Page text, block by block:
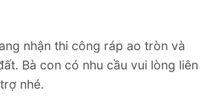
nhận thi công ráp ao tròn và
Bà con có nhu cầu vui lòng liên
nhé.